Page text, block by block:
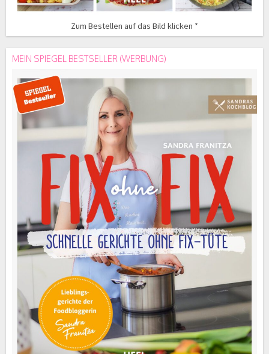
Zum Bestellen auf das Bild klicken *
MEIN SPIEGEL BESTSELLER (WERBUNG)